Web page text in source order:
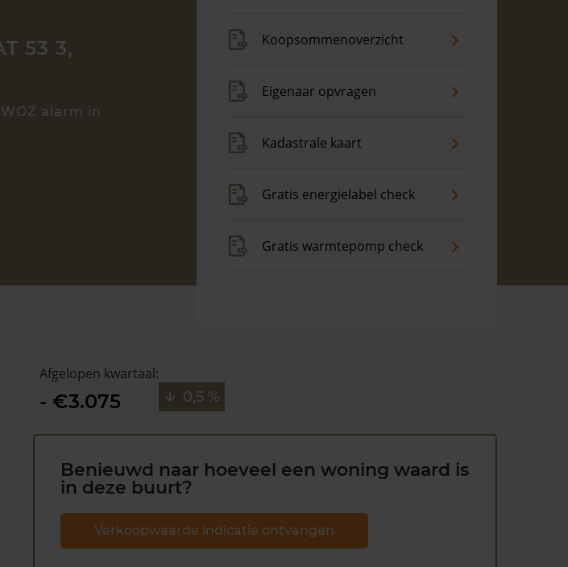
53 3,
alarm in
Koopsommenoverzicht
Eigenaar opvragen
Kadastrale kaart
Gratis energielabel check
Gratis warmtepomp check
Afgelopen kwartaal:
- €3.075 0,5 %
Benieuwd naar hoeveel een woning waard is
in deze buurt?
Verkoopwaarde indicatie ontvangen